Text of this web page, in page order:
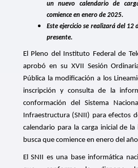
un nuevo calendario de
comience en enero de 2025.
Este ejercicio se realizará del 12
presente.
El Pleno del Instituto Federal de
aprobó en su XVII Sesión
Pública la modificación a los
inscripción y consulta de la
conformación del Sistema
Infraestructura (SNII) para efectos
calendario para la carga inicial de
busca que comience en enero del
El SNII es una base informática